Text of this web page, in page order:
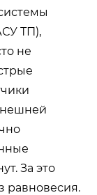
ТП),
не
За это
равновесия.